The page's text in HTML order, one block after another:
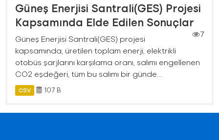
Güneş Enerjisi Santrali(GES) Projesi
Kapsamında Elde Edilen Sonuçlar
7
Güneş Enerjisi Santrali(GES) projesi
kapsamında, üretilen toplam enerji, elektrikli
otobüs şarjlarını karşılama oranı, salımı engellenen
CO2 eşdeğeri, tüm bu salımı bir günde...
CSV 107 B